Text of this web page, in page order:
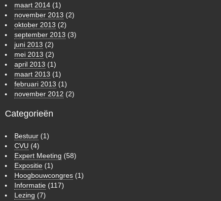
maart 2014 (1)
november 2013 (2)
oktober 2013 (2)
september 2013 (3)
juni 2013 (2)
mei 2013 (2)
april 2013 (1)
maart 2013 (1)
februari 2013 (1)
november 2012 (2)
Categorieën
Bestuur (1)
CVU (4)
Expert Meeting (58)
Expositie (1)
Hoogbouwcongres (1)
Informatie (117)
Lezing (7)